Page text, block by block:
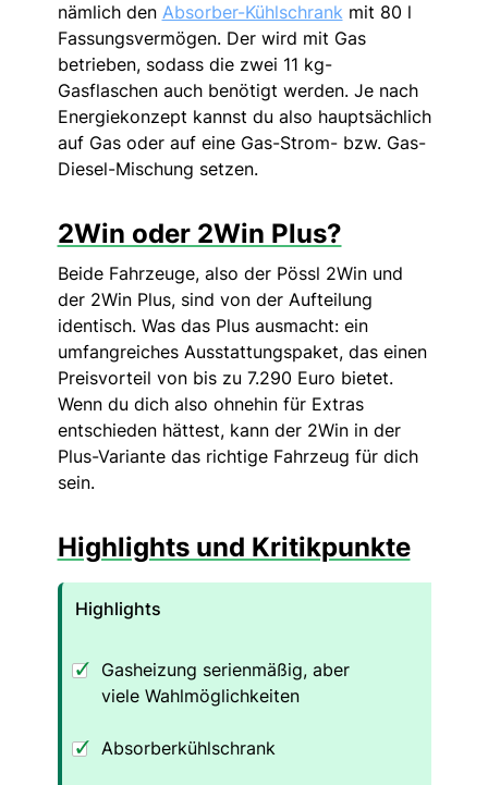
nämlich den Absorber-Kühlschrank mit 80 l
Fassungsvermögen. Der wird mit Gas
betrieben, sodass die zwei 11 kg-
Gasflaschen auch benötigt werden. Je nach
Energiekonzept kannst du also hauptsächlich
auf Gas oder auf eine Gas-Strom- bzw. Gas-
Diesel-Mischung setzen.
2Win oder 2Win Plus?
Beide Fahrzeuge, also der Pössl 2Win und
der 2Win Plus, sind von der Aufteilung
identisch. Was das Plus ausmacht: ein
umfangreiches Ausstattungspaket, das einen
Preisvorteil von bis zu 7.290 Euro bietet.
Wenn du dich also ohnehin für Extras
entschieden hättest, kann der 2Win in der
Plus-Variante das richtige Fahrzeug für dich
sein.
Highlights und Kritikpunkte
Highlights
Gasheizung serienmäßig, aber
viele Wahlmöglichkeiten
Absorberkühlschrank